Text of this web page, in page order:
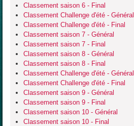
Classement saison 6 - Final
Classement Challenge d'été - Général
Classement Challenge d'été - Final
Classement saison 7 - Général
Classement saison 7 - Final
Classement saison 8 - Général
Classement saison 8 - Final
Classement Challenge d'été - Général
Classement Challenge d'été - Final
Classement saison 9 - Général
Classement saison 9 - Final
Classement saison 10 - Général
Classement saison 10 - Final